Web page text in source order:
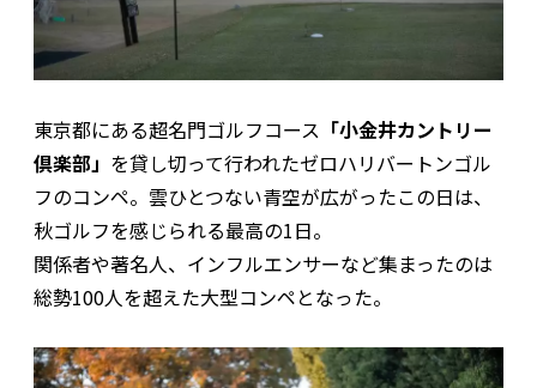
東京都にある超名門ゴルフコース 「小金井カントリー
倶楽部」 を貸し切って行われたゼロハリバートンゴル
フのコンペ。雲ひとつない青空が広がったこの日は、
秋ゴルフを感じられる最高の1日。
関係者や著名人、インフルエンサーなど集まったのは
総勢100人を超えた大型コンペとなった。